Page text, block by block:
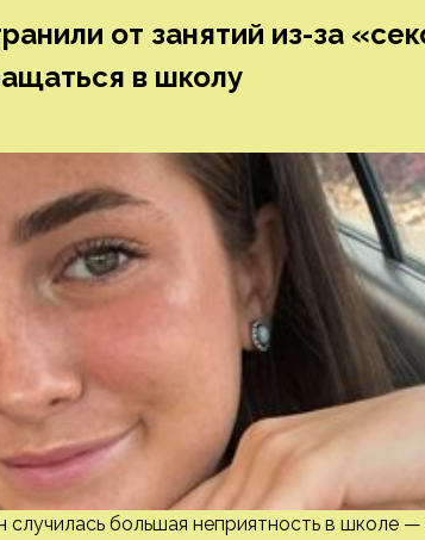
от занятий из-за
в школу
большая неприятность в школе